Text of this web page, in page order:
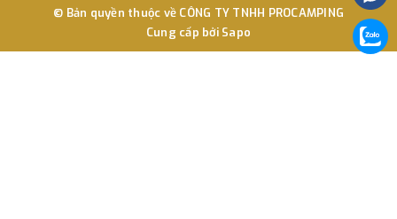
© Bản quyền thuộc về CÔNG TY TNHH PROCAMPING
Cung cấp bởi Sapo